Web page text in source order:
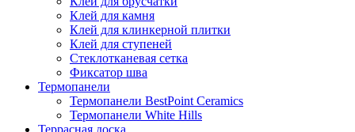
Клей для камня
Клей для клинкерной плитки
Клей для ступеней
Стеклотканевая сетка
Фиксатор шва
Термопанели
Термопанели BestPoint Ceramics
Термопанели White Hills
Террасная доска